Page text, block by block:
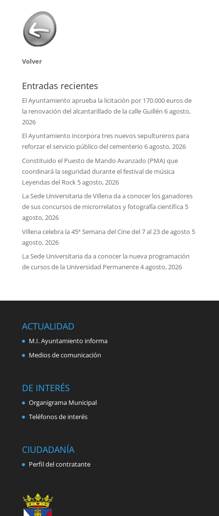
Volver
Entradas recientes
El Ayuntamiento aprueba la licitación por 170.000 euros de
la renovación del alcantarillado de la calle Guillén 6 agosto,
2026
El Ayuntamiento incorpora tres nuevos sepultureros para
reforzar el servicio público del cementerio 6 agosto, 2026
Constituido el Puesto de Mando Avanzado (PMA) que
coordinará la seguridad durante el festival de música
Leyendas del Rock 5 agosto, 2026
La Sede Universitaria de Villena da a conocer los ganadores
de sus concursos de microrrelatos y fotografía científica 5
agosto, 2026
Villena celebra la 45ª Semana del Cine del 7 al 23 de agosto 5
agosto, 2026
La Sede Universitaria da a conocer la nueva programación
de cursos de la Universidad Permanente4 agosto, 2026
ACTUALIDAD
M.I. Ayuntamiento informa
Medios de comunicación
DE INTERÉS
Organigrama Municipal
Teléfonos de interés
CIUDADANÍA
Perfil del contratante